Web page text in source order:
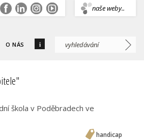
naše weby..
O NÁS i
škola v Poděbradech ve
handicap